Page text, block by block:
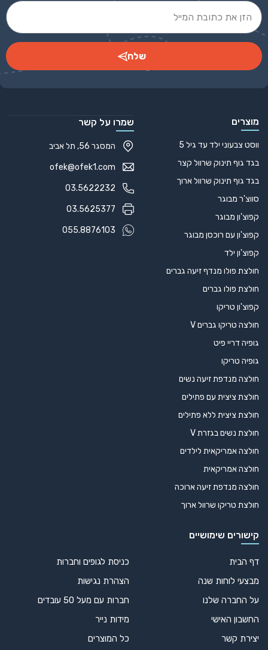
שלח
מוצרים
ווסט צבעוני ילד עד גיל 5
בגד גוף תינוק שרוול קצר
בגד גוף תינוק שרוול ארוך
סווצ'ר מבוגר
קפוצ'ון מבוגר
קפוצ'ון עם רוכסן מבוגר
קפוצ'ון ילד
חולצת פולו מנדף זיעה גברים
חולצת פולו גברים
קפוצ'ון טריקו
חולצה טריקו גברים V
גופיה דריי פיט
גופיה טריקו
חולצה מנדפת זיעה נשים
חולצת ציצית עם פתילים
חולצת ציצית ללא פתילים
חולצת נשים בגזרת V
חולצה אמריקאית לילדים
חולצה אמריקאית
חולצה מנדפת זיעה ארוכה
חולצת טריקו שרוול ארוך
קישורים שימושיים
דף הבית
מבצעי לוחות שנה
על החברה שלנו
החשבון האישי
יצירת קשר
כניסת לגופים וחברות
הצהרת נגישות
חברות עם מעל 50 עובדים
מידות נייר
כל המוצרים
שמרו על קשר
המסגר 56, תל אביב
ofek@ofek1.com
03.5622232
03.5625377
055.8876103